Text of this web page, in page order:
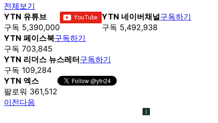
전체보기
YTN 유튜브
구독 5,390,000
YTN 네이버채널
구독 5,492,938
구독하기
YTN 페이스북
구독 703,845
구독하기
YTN 리더스 뉴스레터
구독 109,284
구독하기
YTN 엑스
팔로워 361,512
이전다음